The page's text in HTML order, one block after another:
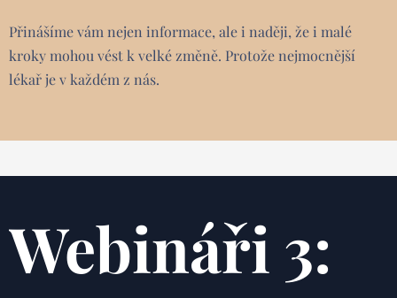
Přinášíme vám nejen informace, ale i naději, že i malé
kroky mohou vést k velké změně. Protože nejmocnější
lékař je v každém z nás.
Webináři 3: